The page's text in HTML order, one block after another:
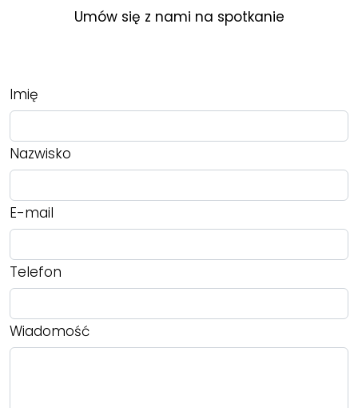
Umów się z nami na spotkanie
Imię
Nazwisko
E-mail
Telefon
Wiadomość